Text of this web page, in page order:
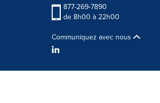
877-269-7890
de 8h00 à 22h00
Communiquez avec nous